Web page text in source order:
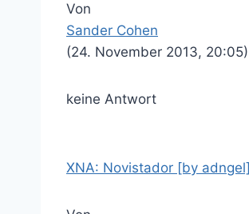
Von
Sander Cohen
(24. November 2013, 20:05)
keine Antwort
XNA: Novistador [by adngel]